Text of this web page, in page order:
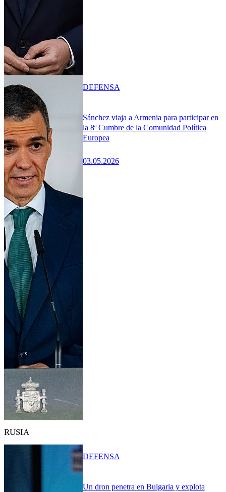
Sánchez viaja a Armenia para participar en
la 8ª Cumbre de la Comunidad Política
Europea
03.05.2026
DEFENSA
RUSIA
Un dron penetra en Bulgaria y explota
DEFENSA